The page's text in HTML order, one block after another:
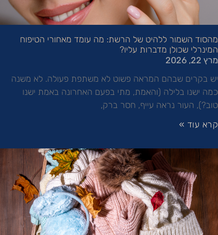
מהסוד השמור ללהיט של הרשת: מה עומד מאחורי הטיפוח
המינרלי שכולן מדברות עליו?
מרץ 22, 2026
יש בקרים שבהם המראה פשוט לא משתפת פעולה. לא משנה
כמה ישנו בלילה (והאמת, מתי בפעם האחרונה באמת ישנו
טוב?), העור נראה עייף, חסר ברק,
קרא עוד »